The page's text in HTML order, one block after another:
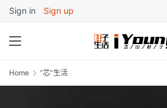
Sign in Sign up
Home “芯”生活